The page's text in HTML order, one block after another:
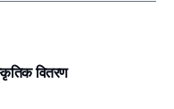
वितरण